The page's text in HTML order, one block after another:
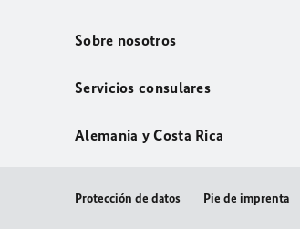
Sobre nosotros
Servicios consulares
Alemania y Costa Rica
Protección de datos Pie de imprenta